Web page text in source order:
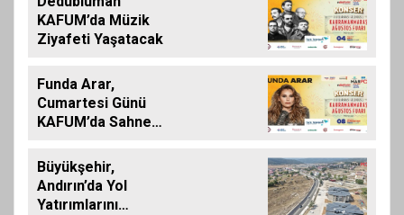
SAKİNLERİYLE
BULUŞTU
KAFUM’da Müzik
Ziyafeti Yaşatacak
Funda Arar,
Cumartesi Günü
KAFUM’da Sahne
Büyükşehir,
Andırın’da Yol
Yatırımlarını